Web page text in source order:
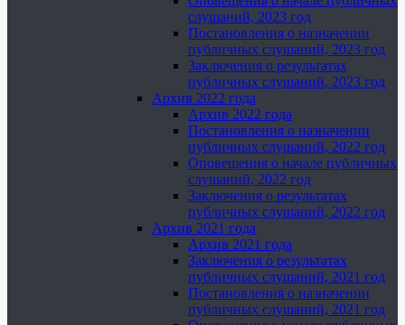
слушаний, 2023 год
Постановления о назначении
публичных слушаний, 2023 год
Заключения о результатах
публичных слушаний, 2023 год
Архив 2022 года
Архив 2022 года
Постановления о назначении
публичных слушаний, 2022 год
Оповещения о начале публичных
слушаний, 2022 год
Заключения о результатах
публичных слушаний, 2022 год
Архив 2021 года
Архив 2021 года
Заключения о результатах
публичных слушаний, 2021 год
Постановления о назначении
публичных слушаний, 2021 год